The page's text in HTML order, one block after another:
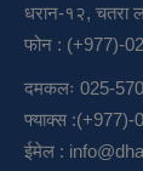
धरान-१२, चतरा
फोन : (+977)-
दमकलः 025-
फ्याक्स :(+977)-
ईमेल :